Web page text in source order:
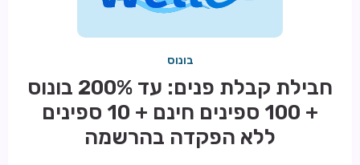
בונוס
חבילת קבלת פנים: עד 200% בונוס
+ 100 ספינים חינם + 10 ספינים
ללא הפקדה בהרשמה